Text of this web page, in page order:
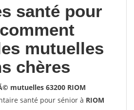
santé pour
mutuelles
chères
mutuelles 63200 RIOM
santé pour sénior à RIOM